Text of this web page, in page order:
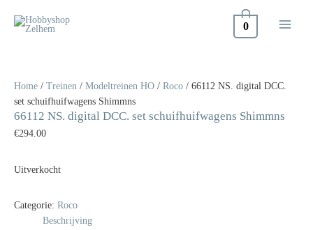
naar
0
Home / Treinen / Modeltreinen HO / Roco / 66112 NS. digital DCC.
set schuifhuifwagens Shimmns
66112 NS. digital DCC. set schuifhuifwagens Shimmns
€294.00
Uitverkocht
Categorie: Roco
Beschrijving